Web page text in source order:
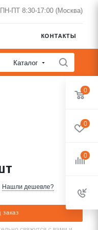
ПТ 8:30-17:00 (Москва)
КОНТАКТЫ
Каталог
Нашли дешевле?
заказ
0
0
0